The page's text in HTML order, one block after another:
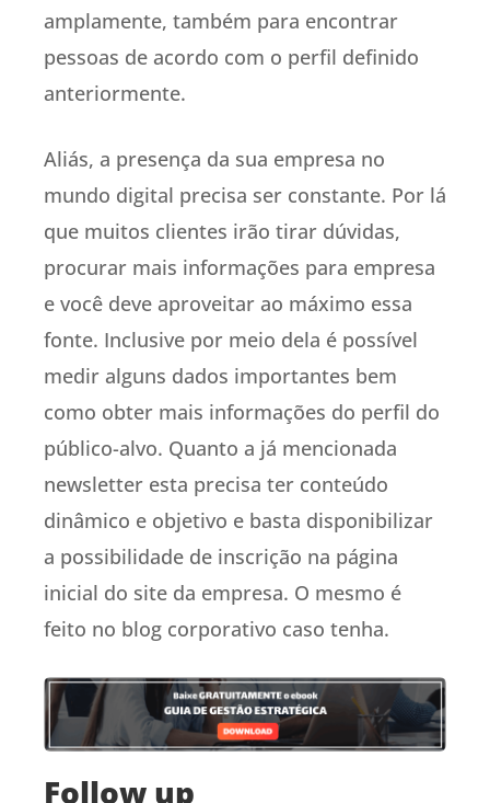
amplamente, também para encontrar
pessoas de acordo com o perfil definido
anteriormente.
Aliás, a presença da sua empresa no
mundo digital precisa ser constante. Por lá
que muitos clientes irão tirar dúvidas,
procurar mais informações para empresa
e você deve aproveitar ao máximo essa
fonte. Inclusive por meio dela é possível
medir alguns dados importantes bem
como obter mais informações do perfil do
público-alvo. Quanto a já mencionada
newsletter esta precisa ter conteúdo
dinâmico e objetivo e basta disponibilizar
a possibilidade de inscrição na página
inicial do site da empresa. O mesmo é
feito no blog corporativo caso tenha.
Follow up